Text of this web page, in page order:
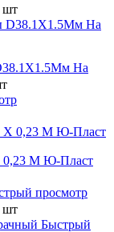
шт
На
0,23 М Ю-Пласт
просмотр
шт
Быстрый